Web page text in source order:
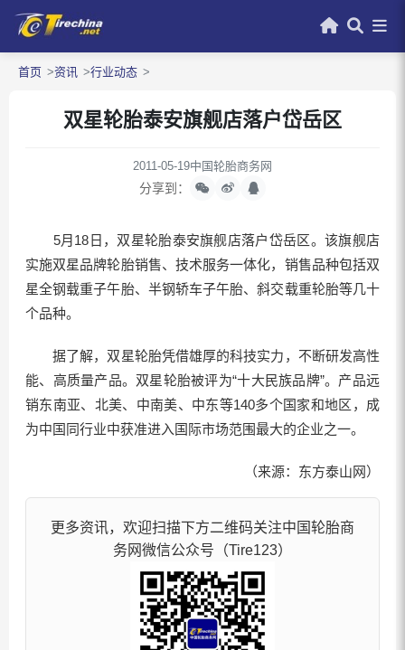
首页 资讯 行业动态
双星轮胎泰安旗舰店落户岱岳区
2011-05-19中国轮胎商务网
分享到：
5月18日，双星轮胎泰安旗舰店落户岱岳区。该旗舰店
实施双星品牌轮胎销售、技术服务一体化，销售品种包括双
星全钢载重子午胎、半钢轿车子午胎、斜交载重轮胎等几十
个品种。
据了解，双星轮胎凭借雄厚的科技实力，不断研发高性
能、高质量产品。双星轮胎被评为“十大民族品牌”。产品远
销东南亚、北美、中南美、中东等140多个国家和地区，成
为中国同行业中获准进入国际市场范围最大的企业之一。
（来源：东方泰山网）
更多资讯，欢迎扫描下方二维码关注中国轮胎商
务网微信公众号（Tire123）